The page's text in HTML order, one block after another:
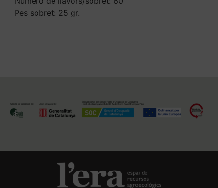
Pes sobret: 25 gr.